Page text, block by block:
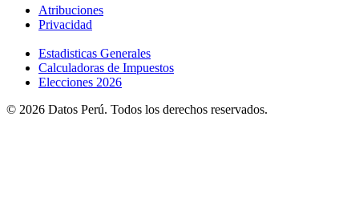
Atribuciones
Privacidad
Estadisticas Generales
Calculadoras de Impuestos
Elecciones 2026
© 2026 Datos Perú. Todos los derechos reservados.